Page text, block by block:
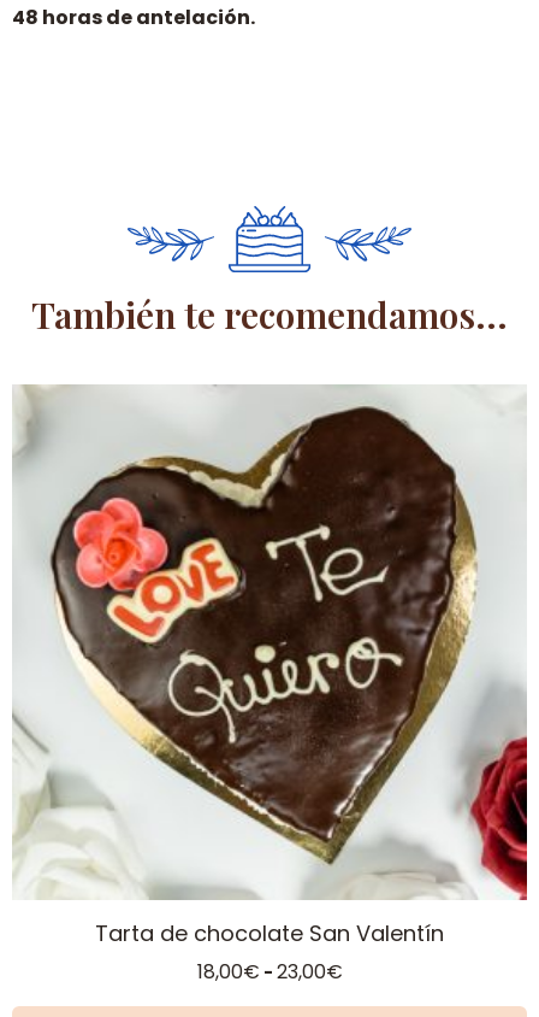
48 horas de antelación.
También te recomendamos...
Tarta de chocolate San Valentín
18,00€ - 23,00€Rango
Este
producto
tiene
múltiples
variantes.
opciones
pueden
la
página
producto